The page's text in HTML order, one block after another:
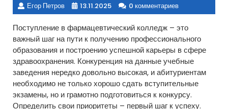
Егор Петров 13.11.2025 0 комментариев
Поступление в фармацевтический колледж – это
важный шаг на пути к получению профессионального
образования и построению успешной карьеры в сфере
здравоохранения. Конкуренция на данные учебные
заведения нередко довольно высокая, и абитуриентам
необходимо не только хорошо сдать вступительные
экзамены, но и грамотно подготовиться к конкурсу.
Определить свои приоритеты – первый шаг к успеху.